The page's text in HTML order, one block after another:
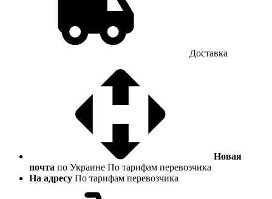
Доставка
Новая
почта по Украине По тарифам перевозчика
На адресу По тарифам перевозчика